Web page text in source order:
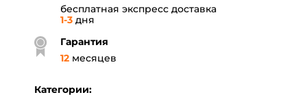
бесплатная экспресс доставка
1-3 дня
Гарантия
12 месяцев
Категории: